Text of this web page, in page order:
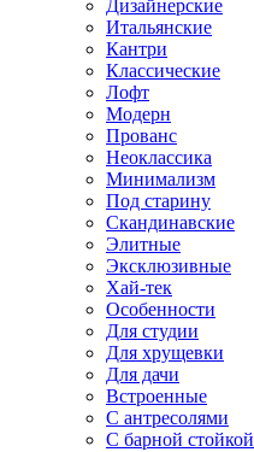
Дизайнерские
Итальянские
Кантри
Классические
Лофт
Модерн
Прованс
Неоклассика
Минимализм
Под старину
Скандинавские
Элитные
Эксклюзивные
Хай-тек
Особенности
Для студии
Для хрущевки
Для дачи
Встроенные
С антресолями
С барной стойкой